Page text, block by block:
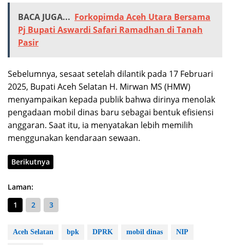
BACA JUGA... Forkopimda Aceh Utara Bersama
Pj Bupati Aswardi Safari Ramadhan di Tanah
Pasir
Sebelumnya, sesaat setelah dilantik pada 17 Februari
2025, Bupati Aceh Selatan H. Mirwan MS (HMW)
menyampaikan kepada publik bahwa dirinya menolak
pengadaan mobil dinas baru sebagai bentuk efisiensi
anggaran. Saat itu, ia menyatakan lebih memilih
menggunakan kendaraan sewaan.
Berikutnya
Laman:
1
2 3
Aceh Selatan bpk DPRK mobil dinas NIP